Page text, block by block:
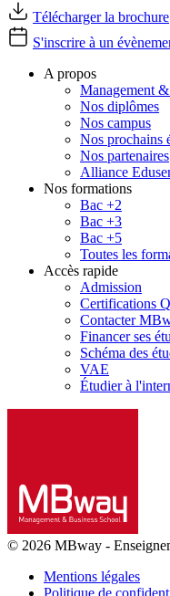
Télécharger la brochure
S'inscrire à un
A propos
Management
Nos diplômes
Nos campus
Nos prochains
Nos partenaires
Alliance
Nos formations
Bac +2
Bac +3
Bac +5
Toutes les
Accès rapide
Admission
Certifications
Contacter
Financer ses
Schéma des
VAE
Étudier à
© 2026 MBway -
Mentions légales
Politique de